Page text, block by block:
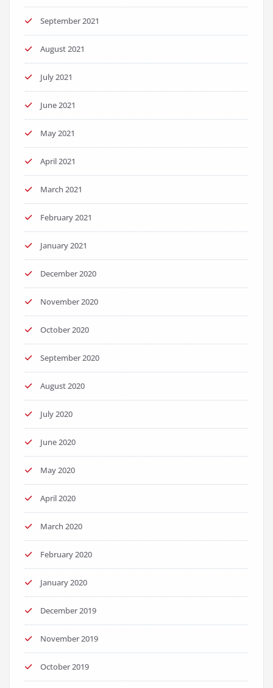
September 2021
August 2021
July 2021
June 2021
May 2021
April 2021
March 2021
February 2021
January 2021
December 2020
November 2020
October 2020
September 2020
August 2020
July 2020
June 2020
May 2020
April 2020
March 2020
February 2020
January 2020
December 2019
November 2019
October 2019